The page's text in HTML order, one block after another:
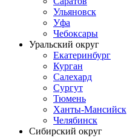
Ульяновск
Уфа
Чебоксары
Уральский округ
Екатеринбург
Курган
Салехард
Сургут
Тюмень
Ханты-Мансийск
Челябинск
Сибирский округ